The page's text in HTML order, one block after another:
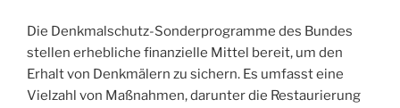
Die Denkmalschutz-Sonderprogramme des Bundes
stellen erhebliche finanzielle Mittel bereit, um den
Erhalt von Denkmälern zu sichern. Es umfasst eine
Vielzahl von Maßnahmen, darunter die Restaurierung